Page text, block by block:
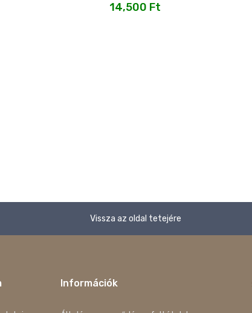
14,500 Ft
Vissza az oldal tetejére
Információk